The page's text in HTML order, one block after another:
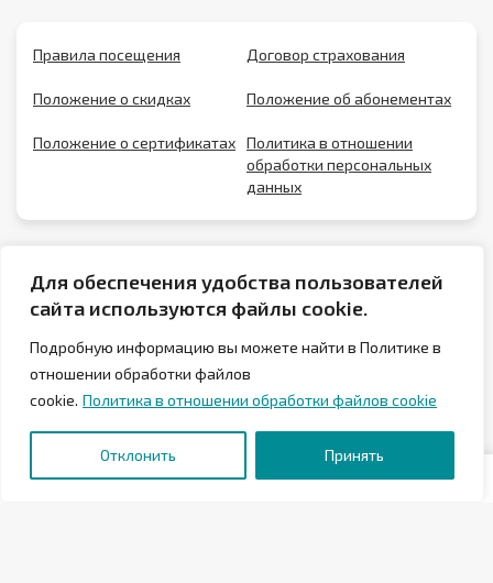
Для обеспечения удобства пользователей
сайта используются файлы cookie.
Подробную информацию вы можете найти в Политике в
отношении обработки файлов
cookie. Политика в отношении обработки файлов cookie
Отклонить Принять
Правила посещения Договор страхования
Положение о скидках Положение об абонементах
Положение о сертификатах Политика в отношении
обработки персональных
данных
Государственное предприятие «Аква-Минск»